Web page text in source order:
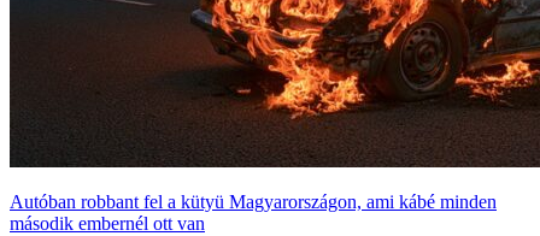
Autóban robbant fel a kütyü Magyarországon, ami kábé minden
második embernél ott van